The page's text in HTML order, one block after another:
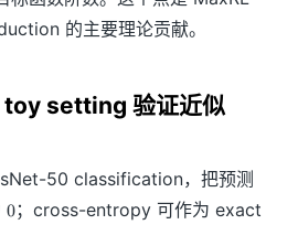
的主要理论贡献。
toy setting 验证近似
50 classification，把预测
0
0；cross-entropy 可作为 exact